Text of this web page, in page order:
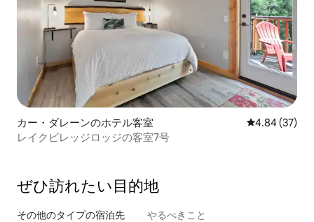
カー・ダレーンのホテル客室 レビュー37
4.84 (37)
レイクビレッジロッジの客室7号
ぜひ訪⁠れ⁠た⁠い目⁠的⁠地
その他のタ⁠イ⁠プ⁠の宿⁠泊⁠先 やるべきこと